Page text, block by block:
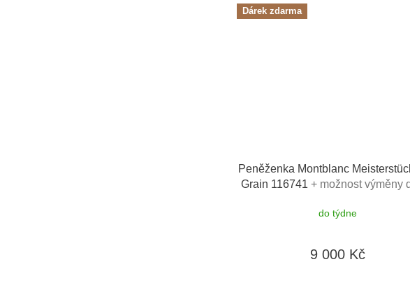
Dárek zdarma
Peněženka Montblanc
Grain 116741+ možnost výměny
do týdne
9 000 Kč